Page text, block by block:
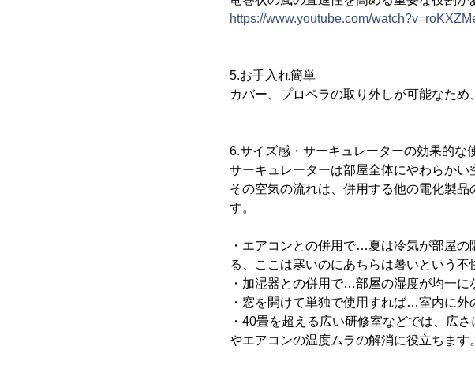
https://www.youtube.com/
5.お手入れ簡単
カバー、プロペラの取り外しが可能なた
6.サイズ感・サーキュレーターの効果的な
サーキュレーターは部屋全体にやわらかい
その空気の流れは、併用する他の電化製
す。
・エアコンとの併用で…夏は冷気が部屋
る、ここは寒いのにあちらは暑いという不
・加湿器との併用で…部屋の湿度が均一に
・窓を開けて単独で使用すれば…室内に外
・40畳を超える広い研修室などでは、広
やエアコンの温度ムラの解消に役立ちます。